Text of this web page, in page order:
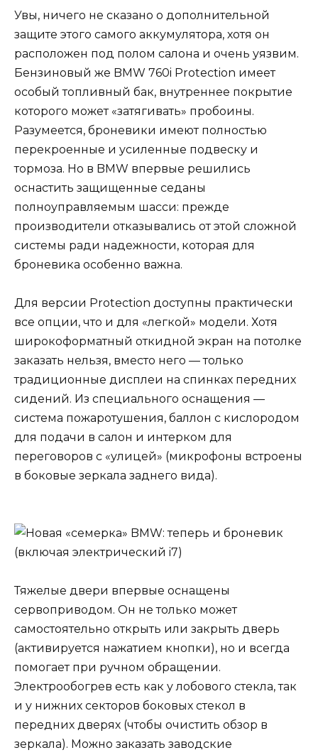
Увы, ничего не сказано о дополнительной
защите этого самого аккумулятора, хотя он
расположен под полом салона и очень уязвим.
Бензиновый же BMW 760i Protection имеет
особый топливный бак, внутреннее покрытие
которого может «затягивать» пробоины.
Разумеется, броневики имеют полностью
перекроенные и усиленные подвеску и
тормоза. Но в BMW впервые решились
оснастить защищенные седаны
полноуправляемым шасси: прежде
производители отказывались от этой сложной
системы ради надежности, которая для
броневика особенно важна.
Для версии Protection доступны практически
все опции, что и для «легкой» модели. Хотя
широкоформатный откидной экран на потолке
заказать нельзя, вместо него — только
традиционные дисплеи на спинках передних
сидений. Из специального оснащения —
система пожаротушения, баллон с кислородом
для подачи в салон и интерком для
переговоров с «улицей» (микрофоны встроены
в боковые зеркала заднего вида).
Тяжелые двери впервые оснащены
сервоприводом. Он не только может
самостоятельно открыть или закрыть дверь
(активируется нажатием кнопки), но и всегда
помогает при ручном обращении.
Электрообогрев есть как у лобового стекла, так
и у нижних секторов боковых стекол в
передних дверях (чтобы очистить обзор в
зеркала). Можно заказать заводские